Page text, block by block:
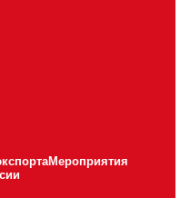
Мероприятия